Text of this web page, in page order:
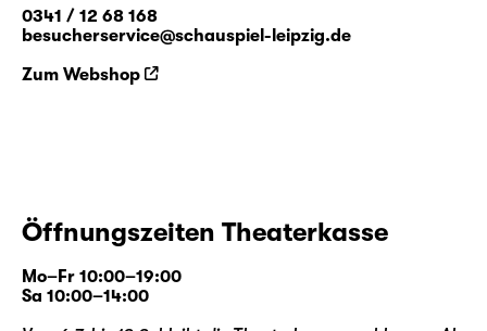
0341 / 12 68 168
besucherservice@schauspiel-leipzig.de
Zum Webshop
Öffnungszeiten Theaterkasse
Mo–Fr 10:00–19:00
Sa 10:00–14:00